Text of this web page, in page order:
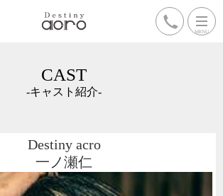
CAST
-キャスト紹介-
Destiny acro
一ノ瀬仁